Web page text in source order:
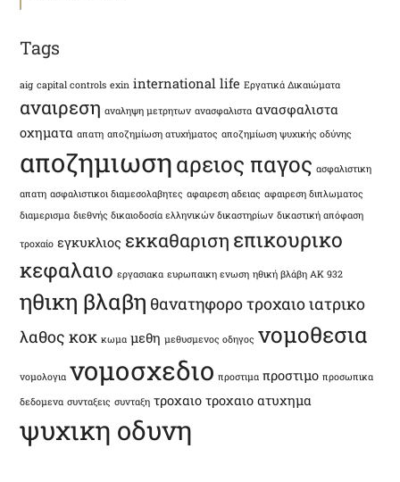
Tags
aig capital controls exin international life Εργατικά Δικαιώματα
αναιρεση αναληψη μετρητων ανασφαλιστα ανασφαλιστα
οχηματα απατη αποζημίωση ατυχήματος αποζημίωση ψυχικής οδύνης
αποζημιωσηαρειος παγος ασφαλιστικη
απατη ασφαλιστικοι διαμεσολαβητες αφαιρεση αδειας αφαιρεση διπλωματος
διαμερισμα διεθνής δικαιοδοσία ελληνικών δικαστηρίων δικαστική απόφαση
τροχαίο εγκυκλιος εκκαθαριση επικουρικο
κεφαλαιο εργασιακα ευρωπαικη ενωση ηθική βλάβη ΑΚ 932
ηθικη βλαβη θανατηφορο τροχαιοιατρικο
λαθος κοκ κωμα μεθη μεθυσμενος οδηγος νομοθεσια
νομολογια νομοσχεδιο προστιμα προστιμο προσωπικα
δεδομενα συνταξεις συνταξη τροχαιο τροχαιο ατυχημα
ψυχικη οδυνη